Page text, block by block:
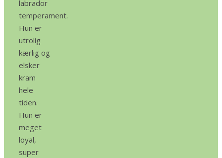
labrador
temperament.
Hun er
utrolig
kærlig og
elsker
kram
hele
tiden.
Hun er
meget
loyal,
super